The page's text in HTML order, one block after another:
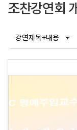
조찬강연회